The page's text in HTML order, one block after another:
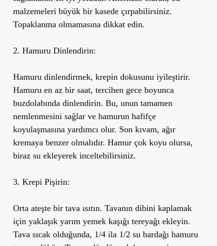
malzemeleri büyük bir kasede çırpabilirsiniz.
Topaklanma olmamasına dikkat edin.
2. Hamuru Dinlendirin:
Hamuru dinlendirmek, krepin dokusunu iyileştirir.
Hamuru en az bir saat, tercihen gece boyunca
buzdolabında dinlendirin. Bu, unun tamamen
nemlenmesini sağlar ve hamurun hafifçe
koyulaşmasına yardımcı olur. Son kıvam, ağır
kremaya benzer olmalıdır. Hamur çok koyu olursa,
biraz su ekleyerek inceltebilirsiniz.
3. Krepi Pişirin:
Orta ateşte bir tava ısıtın. Tavanın dibini kaplamak
için yaklaşık yarım yemek kaşığı tereyağı ekleyin.
Tava sıcak olduğunda, 1/4 ila 1/2 su bardağı hamuru